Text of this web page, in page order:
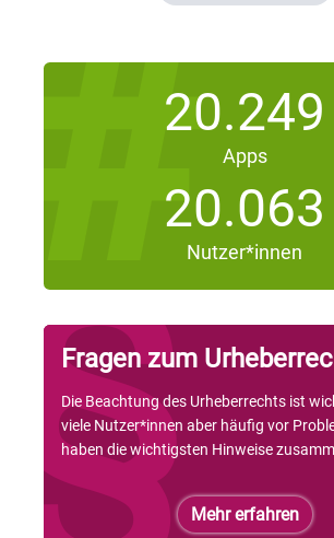
20.249
Apps
20.063
Nutzer*innen
Fragen zum
Die Beachtung des Urheberrechts ist
viele Nutzer*innen aber häufig vor
haben die wichtigsten Hinweise
Mehr erfahren